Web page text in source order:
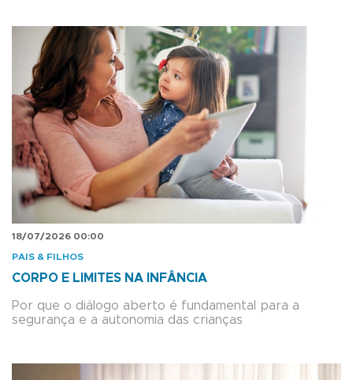
18/07/2026 00:00
PAIS & FILHOS
CORPO E LIMITES NA INFÂNCIA
Por que o diálogo aberto é fundamental para a
segurança e a autonomia das crianças